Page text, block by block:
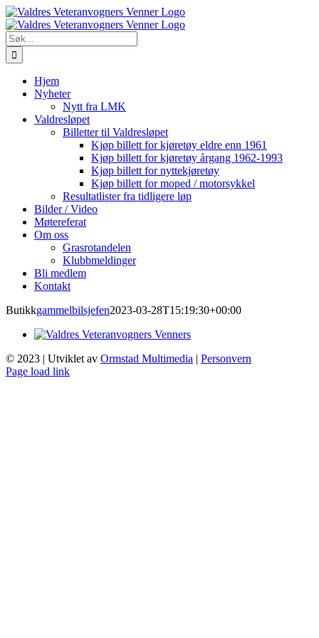
Skip
to
content
Søk
etter:
Hjem
Nyheter
Nytt fra LMK
Valdresløpet
Billetter til Valdresløpet
Kjøp billett for kjøretøy eldre enn 1961
Kjøp billett for kjøretøy årgang 1962-1993
Kjøp billett for nyttekjøretøy
Kjøp billett for moped / motorsykkel
Resultatlister fra tidligere løp
Bilder / Video
Møtereferat
Om oss
Grasrotandelen
Klubbmeldinger
Bli medlem
Kontakt
Butikkgammelbilsjefen2023-03-28T15:19:30+00:00
© 2023 | Utviklet av Ormstad Multimedia | Personvern
Page load link